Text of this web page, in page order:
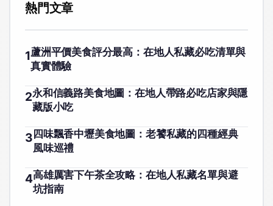
熱門文章
1蘆洲平價美食評分最高：在地人私藏必吃清單與
真實體驗
2永和信義路美食地圖：在地人帶路必吃店家與隱
藏版小吃
3 四味飄香中壢美食地圖：老饕私藏的四種經典
風味巡禮
4高雄厲害下午茶全攻略：在地人私藏名單與避
坑指南